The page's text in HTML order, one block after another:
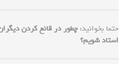
حتما بخوانید: چطور در قانع کردن
استاد شویم؟